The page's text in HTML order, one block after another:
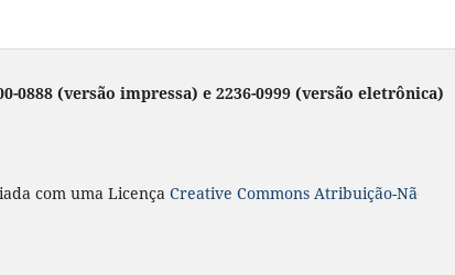
0888 (versão impressa) e 2236-0999 (versão eletrônica)
com uma Licença Creative Commons Atribuição-